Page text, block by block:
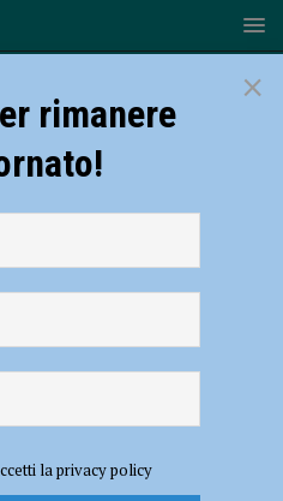
×
rimanere
la privacy policy